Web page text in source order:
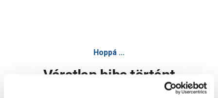
Hoppá ...
Váratlan hiba történt